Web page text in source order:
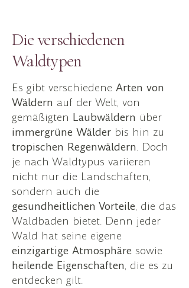
Die verschiedenen
Waldtypen
​Es gibt verschiedene Arten von
Wäldern auf der Welt, von
gemäßigten Laubwäldern über
immergrüne Wälder bis hin zu
tropischen Regenwäldern. Doch
je nach Waldtypus variieren
nicht nur die Landschaften,
sondern auch die
gesundheitlichen Vorteile, die das
Waldbaden bietet. Denn jeder
Wald hat seine eigene
einzigartige Atmosphäre sowie
heilende Eigenschaften, die es zu
entdecken gilt.